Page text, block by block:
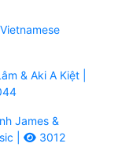
Vietnamese
& Aki A Kiệt |
James &
| 3012